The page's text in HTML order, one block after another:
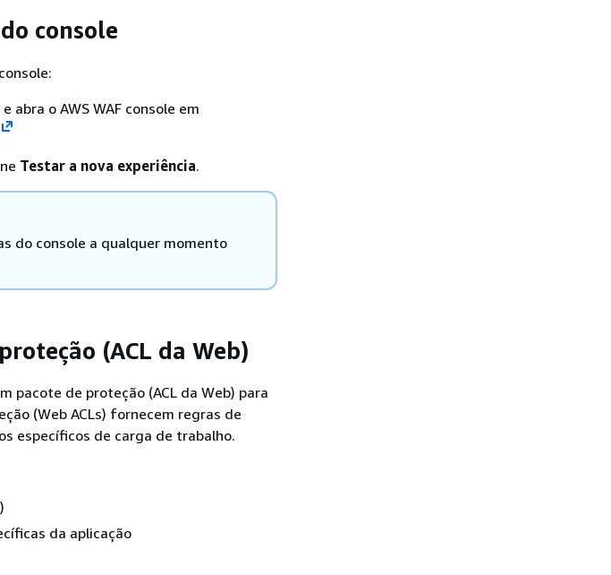
console
abra o AWS WAF console em
Testar a nova experiência.
do console a qualquer momento
(ACL da Web)
pacote de proteção (ACL da Web) para
(Web ACLs) fornecem regras de
específicos de carga de trabalho.
da aplicação